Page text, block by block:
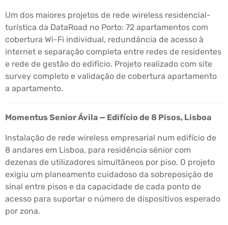
Um dos maiores projetos de rede wireless residencial-
turística da DataRoad no Porto: 72 apartamentos com
cobertura Wi-Fi individual, redundância de acesso à
internet e separação completa entre redes de residentes
e rede de gestão do edifício. Projeto realizado com site
survey completo e validação de cobertura apartamento
a apartamento.
Momentus Senior Ávila — Edifício de 8 Pisos, Lisboa
Instalação de rede wireless empresarial num edifício de
8 andares em Lisboa, para residência sénior com
dezenas de utilizadores simultâneos por piso. O projeto
exigiu um planeamento cuidadoso da sobreposição de
sinal entre pisos e da capacidade de cada ponto de
acesso para suportar o número de dispositivos esperado
por zona.